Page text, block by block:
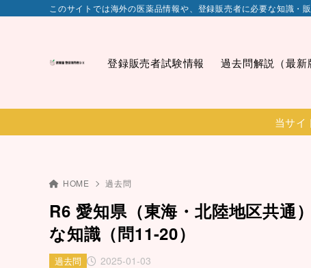
このサイトでは海外の医薬品情報や、登録販売者に必要な知識・
登録販売者試験情報 過去問解説（最新
当サイ
HOME 過去問
R6 愛知県（東海・北陸地区共通
な知識（問11-20）
2025-01-03
過去問